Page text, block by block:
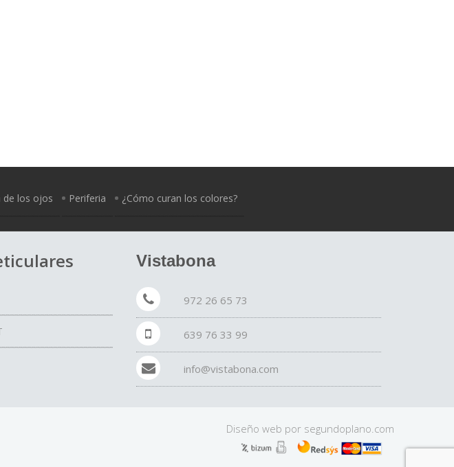
de los ojos Periferia ¿Cómo curan los colores?
Vistabona
972 26 65 73
639 76 33 99
info@vistabona.com
Diseño web por segundoplano.com